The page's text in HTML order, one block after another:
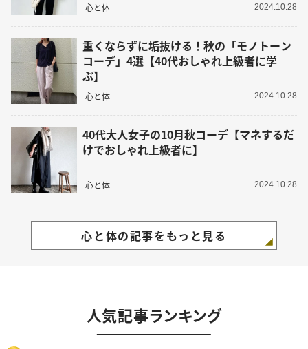
心と体 2024.10.28
重くならずに垢抜ける！秋の「モノトーン
コーデ」4選【40代おしゃれ上級者に学
ぶ】
心と体 2024.10.28
40代大人女子の10月秋コーデ【マネするだ
けでおしゃれ上級者に】
心と体 2024.10.28
心と体の記事をもっと見る
人気記事ランキング